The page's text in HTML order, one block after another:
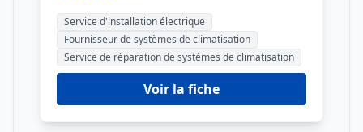
Service d'installation électrique
Fournisseur de systèmes de climatisation
Service de réparation de systèmes de climatisation
Voir la fiche